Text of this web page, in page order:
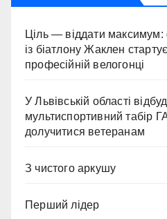
Ціль — віддати максимум:
із біатлону Жаклен
професійній велогонці
У Львівській області
мультиспортивний табір
долучитися ветеранам
З чистого аркушу
Перший лідер